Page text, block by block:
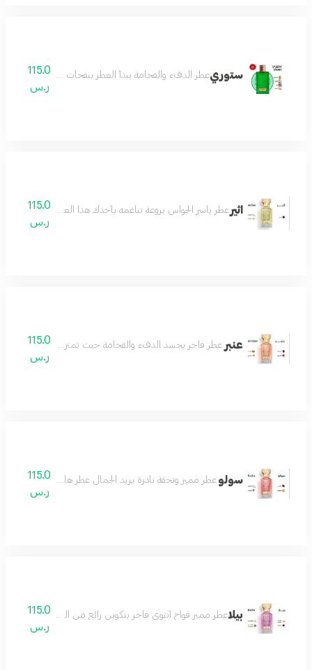
ستوريعطر الدفء والفخامة يبدأ العطر بنفحات اللوز الدافئ
115.0
ر.س
اثير عطر ياسر الحواس بروعة تناغمه يأخذك هذا العطر في رحلة من
115.0
ر.س
عنبر عطر فاخر يجسد الدفء والفخامة حيث تمتزج نفحات العنبر
115.0
ر.س
سولو عطر مميز وتحفة نادرة يزيد الجمال عطر هادئ لطيف رائع
115.0
ر.س
بيلاعطر مميز فواح أنثوي فاخر بتكوين رائع من الورد
115.0
ر.س